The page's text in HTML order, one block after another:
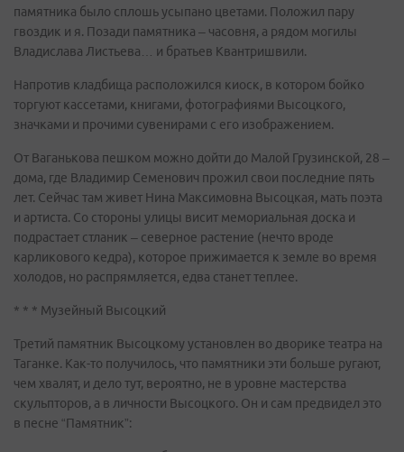
памятника было сплошь усыпано цветами. Положил пару
гвоздик и я. Позади памятника – часовня, а рядом могилы
Владислава Листьева… и братьев Квантришвили.
Напротив кладбища расположился киоск, в котором бойко
торгуют кассетами, книгами, фотографиями Высоцкого,
значками и прочими сувенирами с его изображением.
От Ваганькова пешком можно дойти до Малой Грузинской, 28 –
дома, где Владимир Семенович прожил свои последние пять
лет. Сейчас там живет Нина Максимовна Высоцкая, мать поэта
и артиста. Со стороны улицы висит мемориальная доска и
подрастает стланик – северное растение (нечто вроде
карликового кедра), которое прижимается к земле во время
холодов, но распрямляется, едва станет теплее.
* * * Музейный Высоцкий
Третий памятник Высоцкому установлен во дворике театра на
Таганке. Как-то получилось, что памятники эти больше ругают,
чем хвалят, и дело тут, вероятно, не в уровне мастерства
скульпторов, а в личности Высоцкого. Он и сам предвидел это
в песне “Памятник”: